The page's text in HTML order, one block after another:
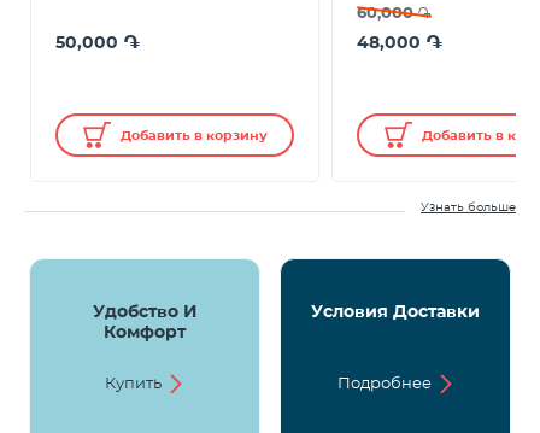
50,000 ֏
Добавить в корзину
60,000֏
48,000 ֏
Добавить в
Узнать больше
Удобство И
Комфорт
Купить
Условия Доставки
Подробнее